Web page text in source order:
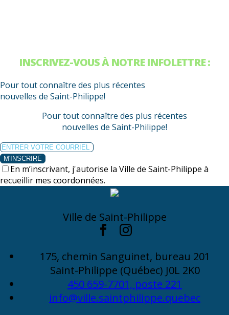
INSCRIVEZ-VOUS À NOTRE INFOLETTRE :
Pour tout connaître des plus récentes
nouvelles de Saint-Philippe!
Pour tout connaître des plus récentes
nouvelles de Saint-Philippe!
M'INSCRIRE
En m’inscrivant, j'autorise la Ville de Saint-Philippe à
recueillir mes coordonnées.
Ville de Saint-Philippe
175, chemin Sanguinet, bureau 201
Saint-Philippe (Québec) J0L 2K0
450 659-7701, poste 221
info@ville.saintphilippe.quebec